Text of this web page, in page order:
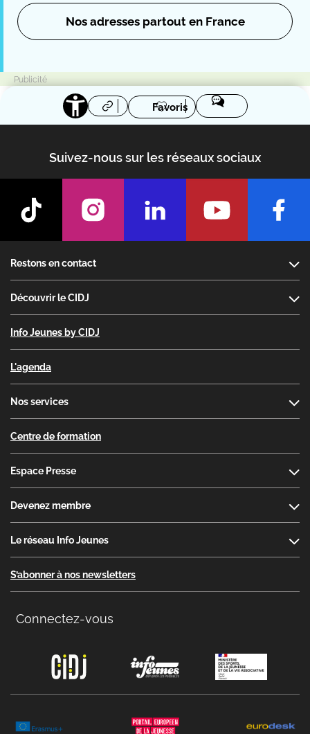
Nos adresses partout en France
Favoris
Suivez-nous sur les réseaux sociaux
Restons en contact
Découvrir le CIDJ
Info Jeunes by CIDJ
L'agenda
Nos services
Centre de formation
Espace Presse
Devenez membre
Le réseau Info Jeunes
S’abonner à nos newsletters
Connectez-vous